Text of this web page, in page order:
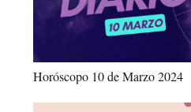
Horóscopo 10 de Marzo 2024